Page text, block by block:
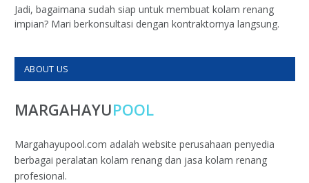
Jadi, bagaimana sudah siap untuk membuat kolam renang
impian? Mari berkonsultasi dengan kontraktornya langsung.
ABOUT US
MARGAHAYUPOOL
Margahayupool.com adalah website perusahaan penyedia
berbagai peralatan kolam renang dan jasa kolam renang
profesional.